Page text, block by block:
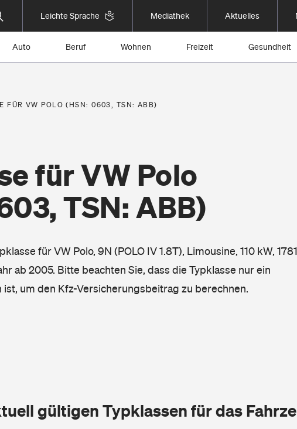
Leichte Sprache Mediathek Aktuelles
Auto Beruf Wohnen Freizeit Gesundheit
FÜR VW POLO (HSN: 0603, TSN: ABB)
für VW Polo
TSN: ABB)
für VW Polo, 9N (POLO IV 1.8T), Limousine, 110 kW,
ab 2005. Bitte beachten Sie, dass die Typklasse nur ein
ist, um den Kfz-Versicherungsbeitrag zu berechnen.
gültigen Typklassen für das